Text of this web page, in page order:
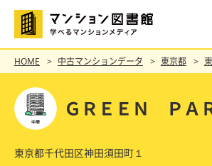
HOME 中古マンションデータ 東京都
ＧＲＥＥＮ ＰＡ
東京都千代田区神田須田町１